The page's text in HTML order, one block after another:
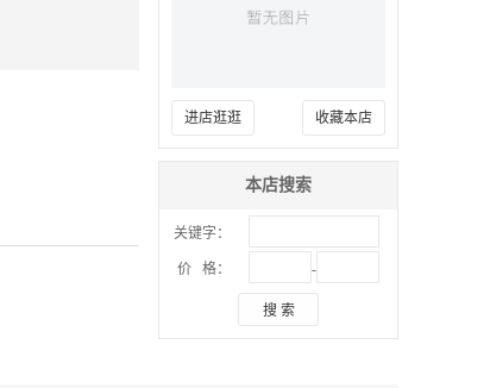
进店逛逛 收藏本店
本店搜索
关键字：
价 格： -
搜 索